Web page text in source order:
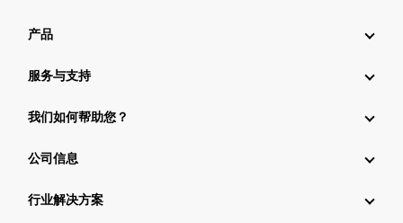
产品
服务与支持
我们如何帮助您？
公司信息
行业解决方案